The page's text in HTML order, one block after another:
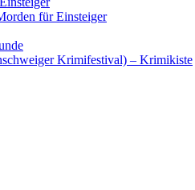
für Einsteiger
Krimifestival) – Krimikiste